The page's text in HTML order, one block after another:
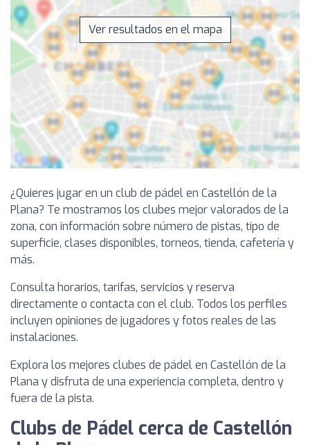
Ver resultados en el mapa
¿Quieres jugar en un club de pádel en Castellón de la
Plana? Te mostramos los clubes mejor valorados de la
zona, con información sobre número de pistas, tipo de
superficie, clases disponibles, torneos, tienda, cafetería y
más.
Consulta horarios, tarifas, servicios y reserva
directamente o contacta con el club. Todos los perfiles
incluyen opiniones de jugadores y fotos reales de las
instalaciones.
Explora los mejores clubes de pádel en Castellón de la
Plana y disfruta de una experiencia completa, dentro y
fuera de la pista.
Clubs de Pádel cerca de Castellón